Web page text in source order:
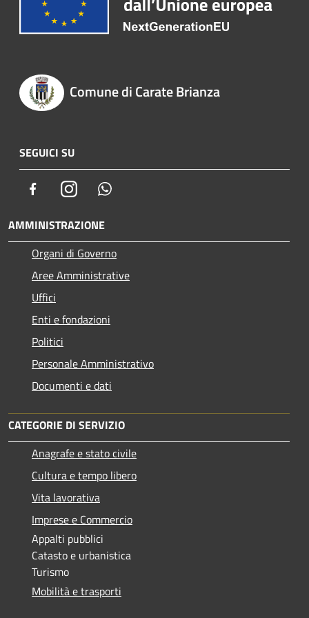
Comune di Carate Brianza
SEGUICI SU
FacebookInstagram
AMMINISTRAZIONE
Organi di Governo
Aree Amministrative
Uffici
Enti e fondazioni
Politici
Personale Amministrativo
Documenti e dati
CATEGORIE DI SERVIZIO
Anagrafe e stato civile
Cultura e tempo libero
Vita lavorativa
Imprese e Commercio
Appalti pubblici
Catasto e urbanistica
Turismo
Mobilità e trasporti